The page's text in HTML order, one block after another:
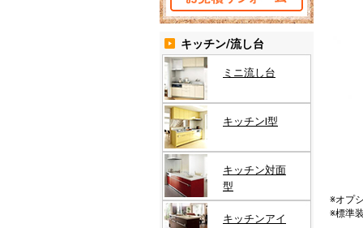
キッチン/流し台
ミニ流し台
キッチンI型
キッチン対面
型
キッチンアイ
※オプ
※標準